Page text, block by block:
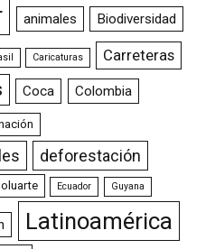
animales Biodiversidad
Caricaturas Carreteras
Coca Colombia
deforestación
Ecuador Guyana
Latinoamérica